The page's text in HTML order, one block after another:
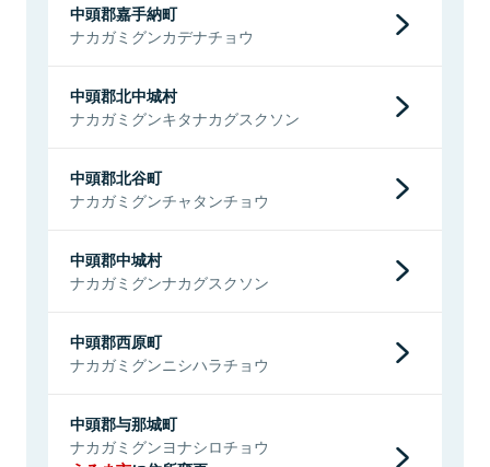
中頭郡嘉手納町
ナカガミグンカデナチョウ
中頭郡北中城村
ナカガミグンキタナカグスクソン
中頭郡北谷町
ナカガミグンチャタンチョウ
中頭郡中城村
ナカガミグンナカグスクソン
中頭郡西原町
ナカガミグンニシハラチョウ
中頭郡与那城町
ナカガミグンヨナシロチョウ